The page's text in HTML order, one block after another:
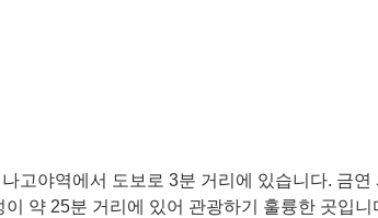
고야역에서 도보로 3분 거리에 있습니다. 금
약 25분 거리에 있어 관광하기 훌륭한 곳입니